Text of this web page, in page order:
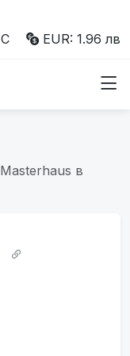
EUR: 1.96 лв
в